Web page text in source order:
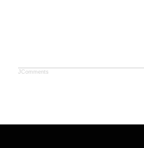
JComments